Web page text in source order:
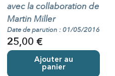
avec la collaboration de
Martin Miller
Date de parution : 01/05/2016
25,00 €
Ajouter au
panier